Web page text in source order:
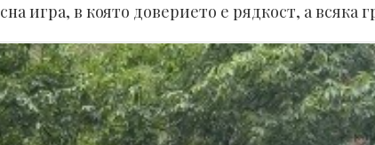
игра, в която доверието е рядкост, а